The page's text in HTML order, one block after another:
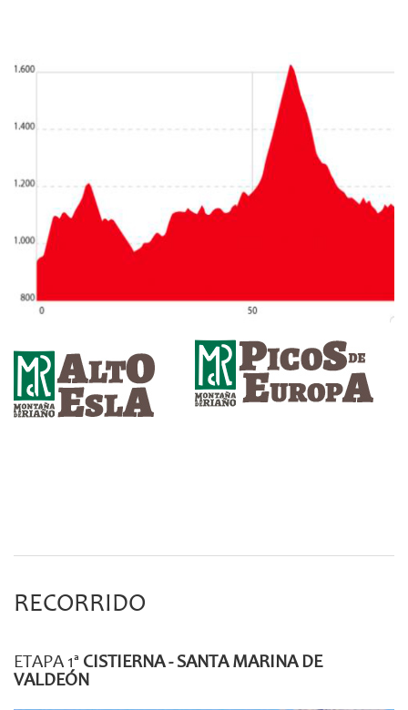
alto_esla_1.jpg
picos_de_europa_1.jpg
RECORRIDO
ETAPA 1ª CISTIERNA - SANTA MARINA DE
VALDEÓN